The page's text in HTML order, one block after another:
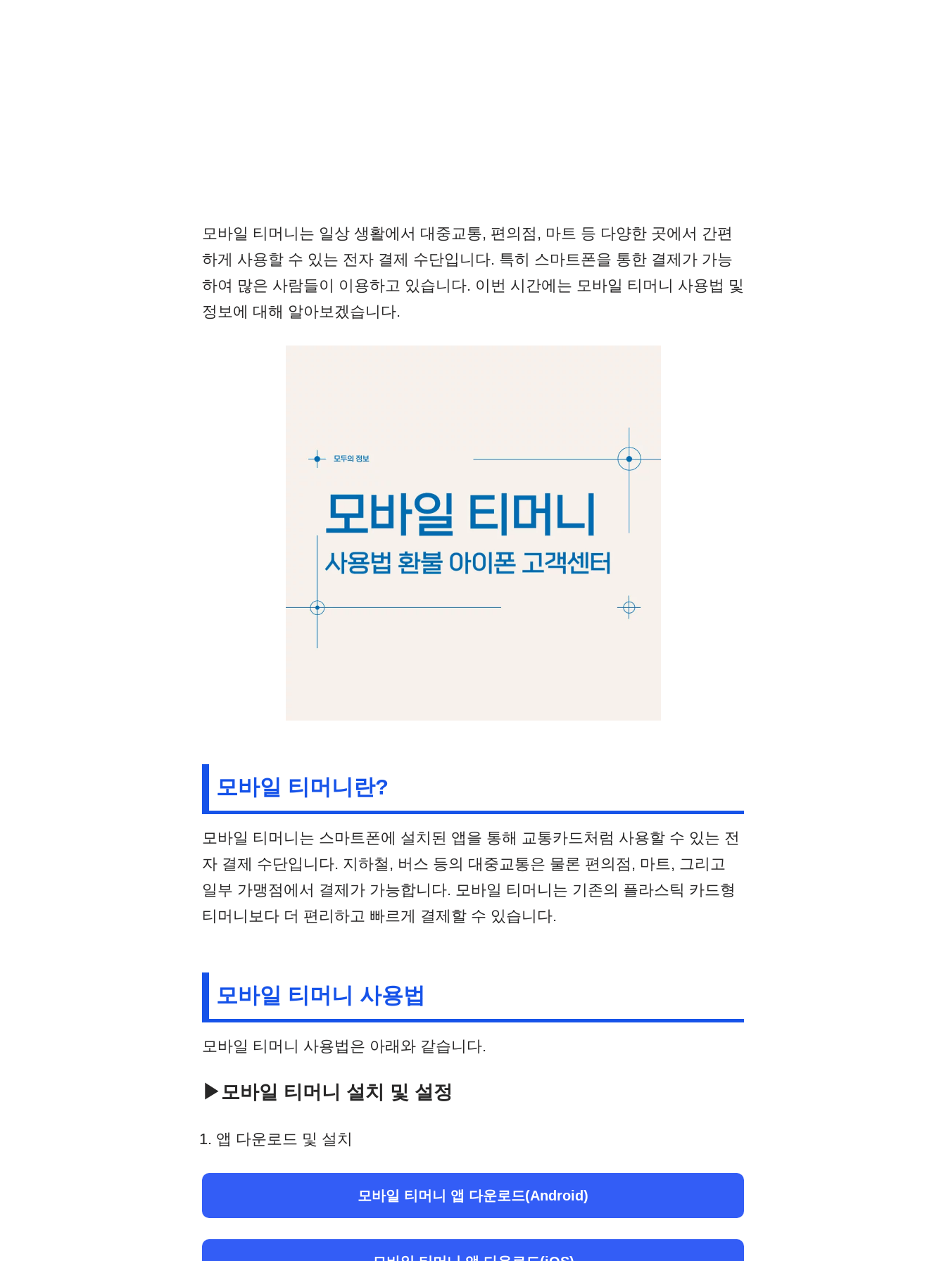
모바일 티머니는 일상 생활에서 대중교통, 편의점, 마트 등 다양한 곳에서 간편
하게 사용할 수 있는 전자 결제 수단입니다. 특히 스마트폰을 통한 결제가 가능
하여 많은 사람들이 이용하고 있습니다. 이번 시간에는 모바일 티머니 사용법 및
정보에 대해 알아보겠습니다.
모바일 티머니란?
모바일 티머니는 스마트폰에 설치된 앱을 통해 교통카드처럼 사용할 수 있는 전
자 결제 수단입니다. 지하철, 버스 등의 대중교통은 물론 편의점, 마트, 그리고
일부 가맹점에서 결제가 가능합니다. 모바일 티머니는 기존의 플라스틱 카드형
티머니보다 더 편리하고 빠르게 결제할 수 있습니다.
모바일 티머니 사용법
모바일 티머니 사용법은 아래와 같습니다.
▶모바일 티머니 설치 및 설정
앱 다운로드 및 설치
모바일 티머니 앱 다운로드(Android)